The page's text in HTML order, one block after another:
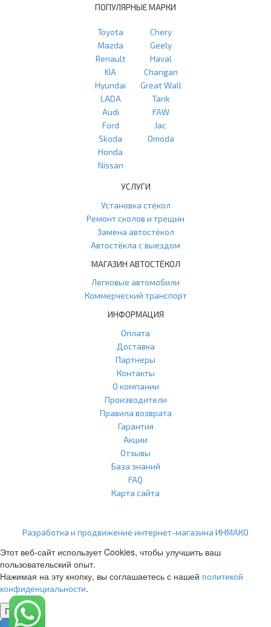
ПОПУЛЯРНЫЕ МАРКИ
Toyota
Mazda
Renault
KIA
Hyundai
LADA
Audi
Ford
Skoda
Honda
Nissan
Chery
Geely
Haval
Changan
Great Wall
Tank
FAW
Jac
Omoda
УСЛУГИ
Установка стёкол
Ремонт сколов и трещин
Замена автостёкол
Автостёкла с выездом
МАГАЗИН АВТОСТЁКОЛ
Легковые автомобили
Коммерческий транспорт
ИНФОРМАЦИЯ
Оплата
Доставка
Партнеры
Контакты
О компании
Производители
Правила возврата
Гарантия
Акции
Отзывы
База знаний
FAQ
Карта сайта
Разработка и продвижение интернет-магазина ИНМАКО
Этот веб-сайт использует Cookies, чтобы улучшить ваш
пользовательский опыт.
Нажимая на эту кнопку, вы соглашаетесь с нашей политикой
конфиденциальности.
Понятно